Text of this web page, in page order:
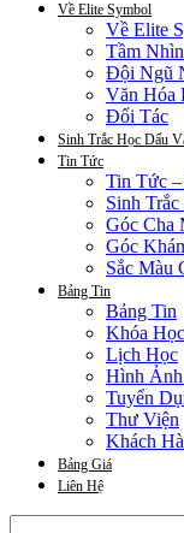
Về Elite Symbol
Về Elite
Tầm
Đội Ngũ
Văn Hóa
Đối Tác
Sinh Trắc Học Dấu
Tin Tức
Tin Tức
Sinh
Góc Cha
Góc
Sắc Màu
Bảng Tin
Bảng Tin
Khóa Học
Lịch Học
Hình
Tuyển
Thư Viện
Khách
Bảng Giá
Liên Hệ